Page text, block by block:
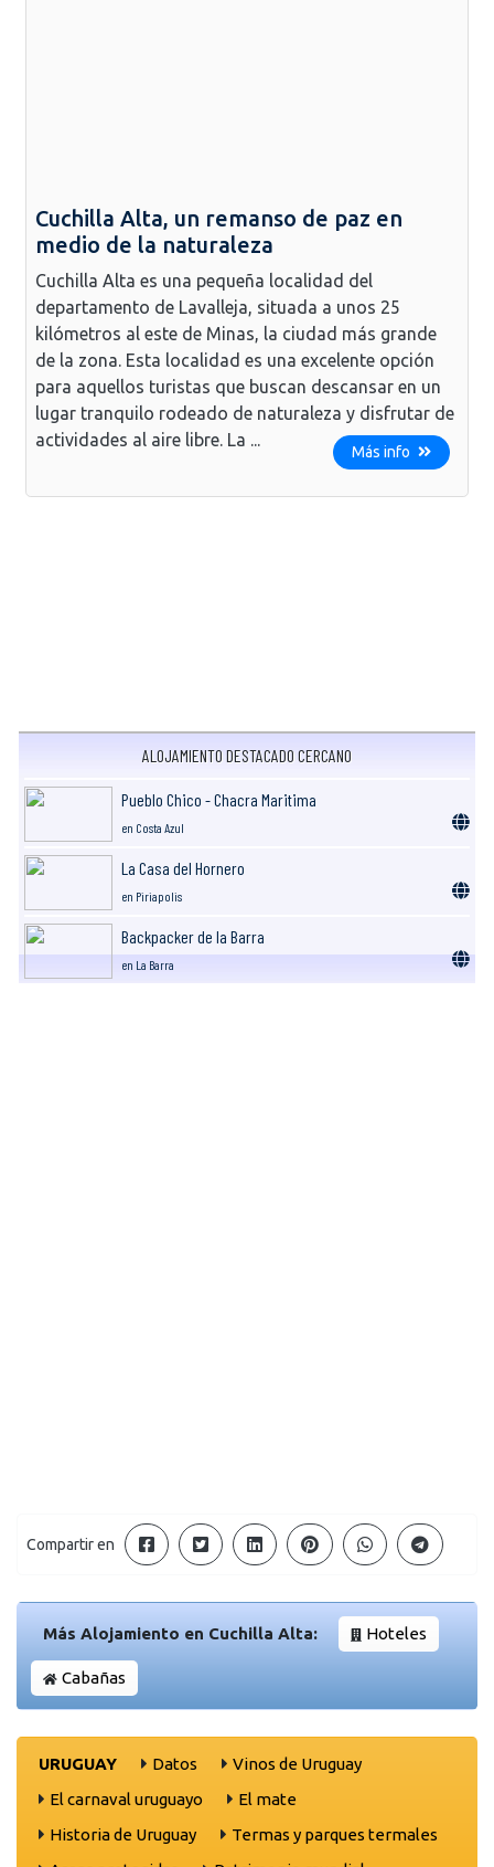
Cuchilla Alta, un remanso de paz en
medio de la naturaleza
Cuchilla Alta es una pequeña localidad del
departamento de Lavalleja, situada a unos 25
kilómetros al este de Minas, la ciudad más grande
de la zona. Esta localidad es una excelente opción
para aquellos turistas que buscan descansar en un
lugar tranquilo rodeado de naturaleza y disfrutar de
actividades al aire libre. La ...
Más info
ALOJAMIENTO DESTACADO CERCANO
Pueblo Chico - Chacra Maritima
en Costa Azul
La Casa del Hornero
en Piriapolis
Backpacker de la Barra
en La Barra
Compartir en
Más Alojamiento en Cuchilla Alta: Hoteles
Cabañas
URUGUAY Datos
Vinos de Uruguay
El carnaval uruguayo
El mate
Historia de Uruguay
Termas y parques termales